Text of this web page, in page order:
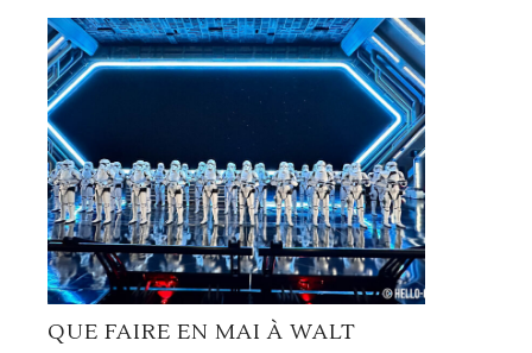
QUE FAIRE EN MAI À WALT